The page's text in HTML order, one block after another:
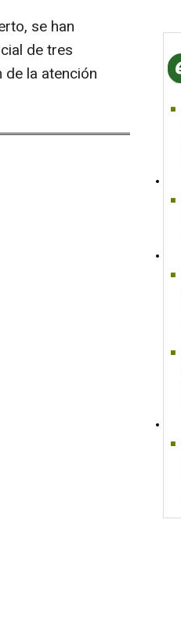
se han
de tres
la atención